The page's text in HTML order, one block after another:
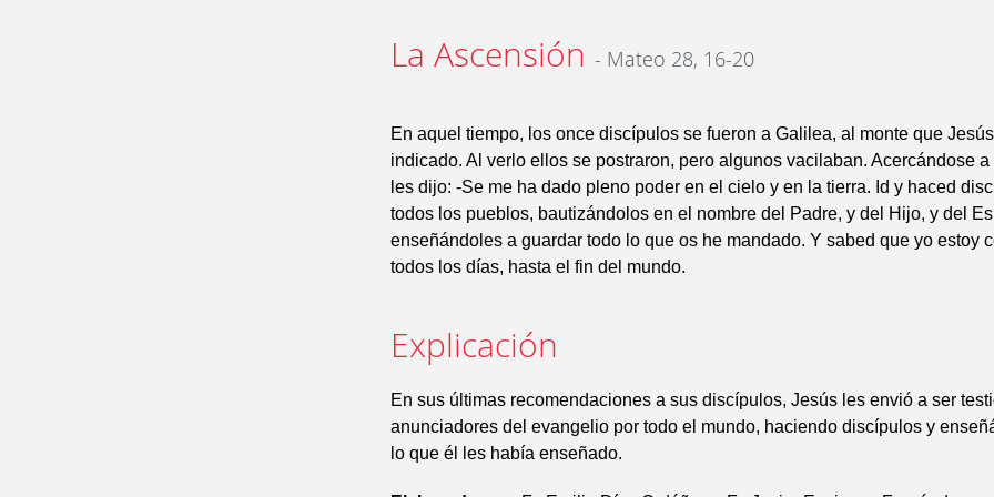
La Ascensión - Mateo 28, 16-20
En aquel tiempo, los once discípulos se fueron a Galilea, al monte que
indicado. Al verlo ellos se postraron, pero algunos vacilaban. Acercándose
les dijo: -Se me ha dado pleno poder en el cielo y en la tierra. Id y haced
todos los pueblos, bautizándolos en el nombre del Padre, y del Hijo, y del
enseñándoles a guardar todo lo que os he mandado. Y sabed que yo estoy
todos los días, hasta el fin del mundo.
Explicación
En sus últimas recomendaciones a sus discípulos, Jesús les envió a ser
anunciadores del evangelio por todo el mundo, haciendo discípulos y
lo que él les había enseñado.